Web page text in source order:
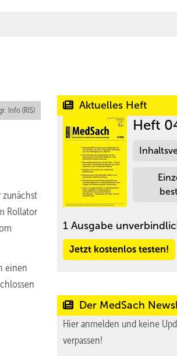
Info (RIS)
zunächst
Rollator
einen
Aktuelles Heft
Heft
1 Ausgabe
Jetzt kostenlos testen!
Der MedSach
Hier anmelden und keine
verpassen!